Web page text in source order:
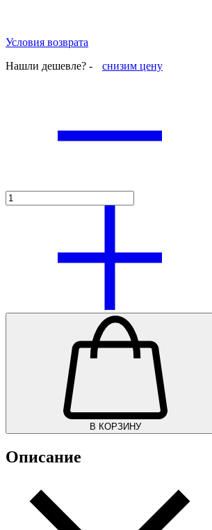
Условия возврата
Нашли дешевле? -
снизим цену
В КОРЗИНУ
Описание